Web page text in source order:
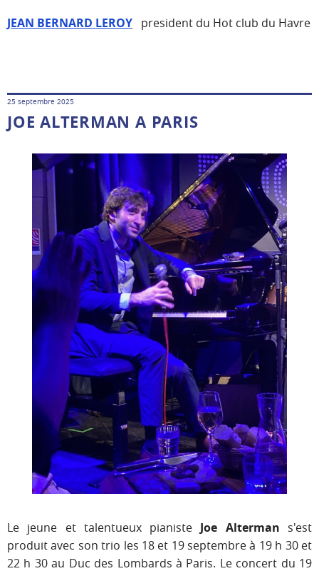
JEAN BERNARD LEROY president du Hot club du Havre
25 septembre 2025
JOE ALTERMAN A PARIS
Le jeune et talentueux pianiste Joe Alterman s'est
produit avec son trio les 18 et 19 septembre à 19 h 30 et
22 h 30 au Duc des Lombards à Paris. Le concert du 19